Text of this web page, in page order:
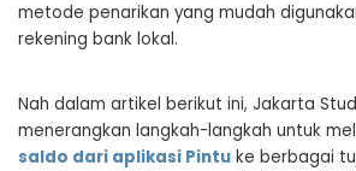
metode penarikan yang mudah
rekening bank lokal.
Nah dalam artikel berikut ini, Jakarta
menerangkan langkah-langkah untuk
saldo dari aplikasi Pintu ke berbagai